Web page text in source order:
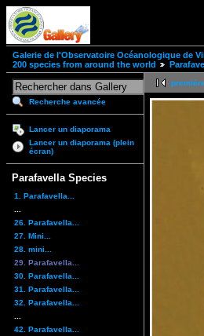
Galerie de l'Observatoire Océanologique de
200 species from around the world
Recherche avancée
Lancer un diaporama
Lancer un diaporama (plein
écran)
Parafavella Species
1. Parafavella...
26. Parafavella...
27. Mini...
28. mini...
29. Parafavella...
30. Parafavella...
31. Parafavella...
32. Parafavella...
42. Parafavella...
première